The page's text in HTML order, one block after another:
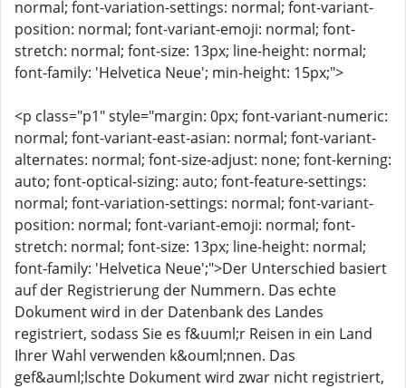
normal; font-variation-settings: normal; font-variant-
position: normal; font-variant-emoji: normal; font-
stretch: normal; font-size: 13px; line-height: normal;
font-family: 'Helvetica Neue'; min-height: 15px;">
<p class="p1" style="margin: 0px; font-variant-numeric:
normal; font-variant-east-asian: normal; font-variant-
alternates: normal; font-size-adjust: none; font-kerning:
auto; font-optical-sizing: auto; font-feature-settings:
normal; font-variation-settings: normal; font-variant-
position: normal; font-variant-emoji: normal; font-
stretch: normal; font-size: 13px; line-height: normal;
font-family: 'Helvetica Neue';">Der Unterschied basiert
auf der Registrierung der Nummern. Das echte
Dokument wird in der Datenbank des Landes
registriert, sodass Sie es f&uuml;r Reisen in ein Land
Ihrer Wahl verwenden k&ouml;nnen. Das
gef&auml;lschte Dokument wird zwar nicht registriert,